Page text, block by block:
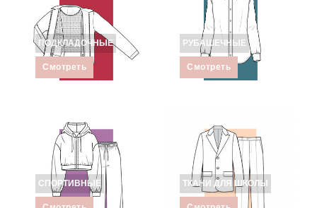
Смотреть
ПОДКЛАДОЧНЫЕ
Смотреть
РУБАШЕЧНЫЕ
СПОРТИВНЫЕ ТКАНИ ДЛЯ ШКОЛЫ